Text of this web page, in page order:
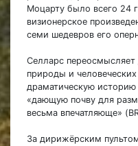
Моцарту было всего 24
визионерское
семи шедевров его
Селларс переосмысляет
природы и
драматическую
«дающую почву для
весьма впечатляюще»
За дирижёрским